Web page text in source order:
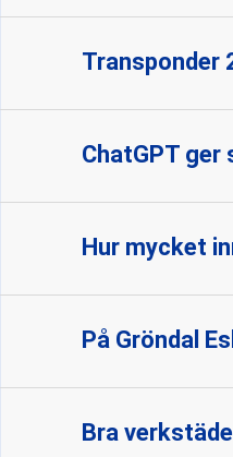
Transponder
ChatGPT ger
Hur mycket
På Gröndal
Bra